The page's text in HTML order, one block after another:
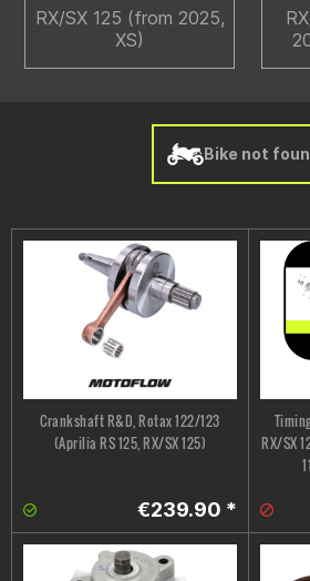
RX/SX 125 (from 2025,
XS)
Bike not
Crankshaft R&D, Rotax 122/123
(Aprilia RS 125, RX/SX 125)
€239.90 *
RX/SX